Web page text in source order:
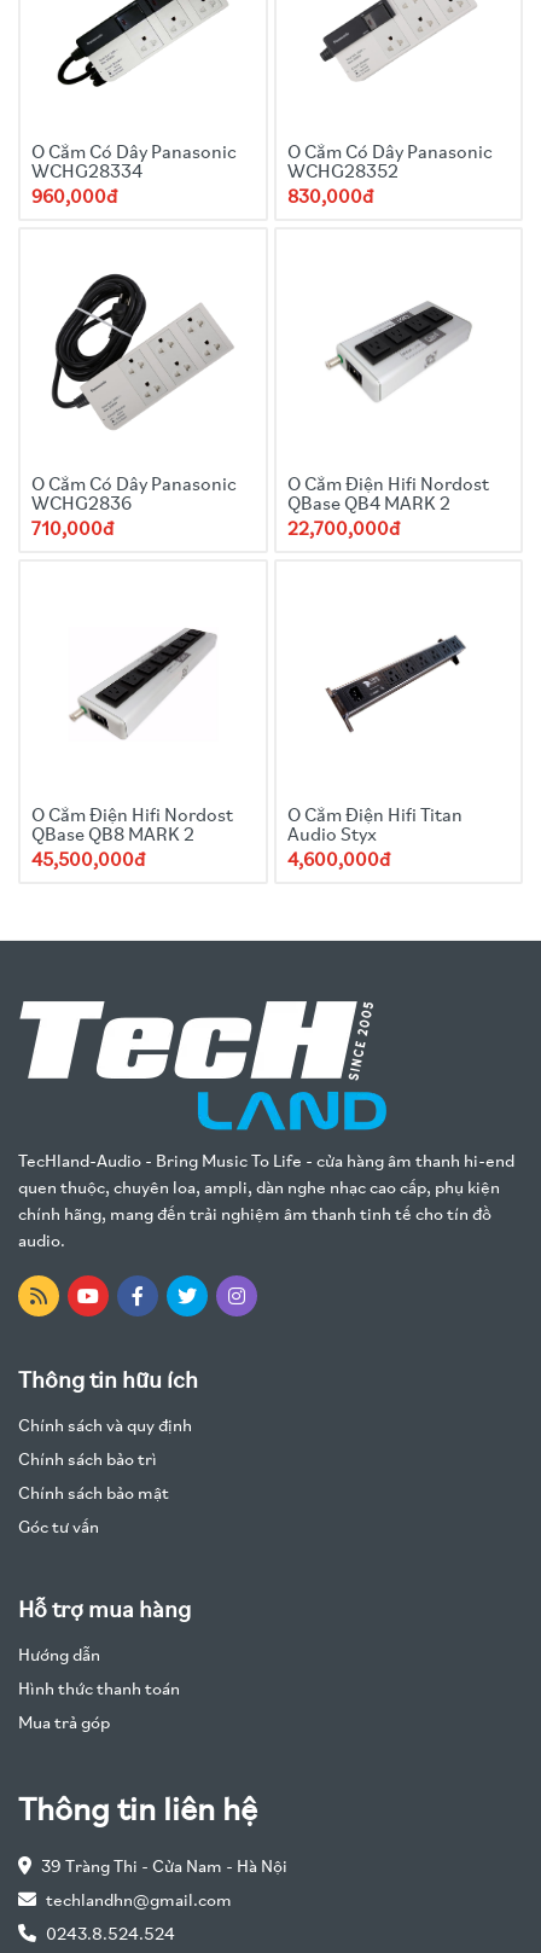
Ổ Cắm Có Dây Panasonic
WCHG28334
960,000đ
Ổ Cắm Có Dây Panasonic
WCHG28352
830,000đ
Ổ Cắm Có Dây Panasonic
WCHG2836
710,000đ
Ổ Cắm Điện Hifi Nordost
QBase QB4 MARK 2
22,700,000đ
Ổ Cắm Điện Hifi Nordost
QBase QB8 MARK 2
45,500,000đ
Ổ Cắm Điện Hifi Titan
Audio Styx
4,600,000đ
TecHland-Audio - Bring Music To Life - cửa hàng âm thanh hi-end
quen thuộc, chuyên loa, ampli, dàn nghe nhạc cao cấp, phụ kiện
chính hãng, mang đến trải nghiệm âm thanh tinh tế cho tín đồ
audio.
Thông tin hữu ích
Chính sách và quy định
Chính sách bảo trì
Chính sách bảo mật
Góc tư vấn
Hỗ trợ mua hàng
Hướng dẫn
Hình thức thanh toán
Mua trả góp
Thông tin liên hệ
39 Tràng Thi - Cửa Nam - Hà Nội
techlandhn@gmail.com
0243.8.524.524